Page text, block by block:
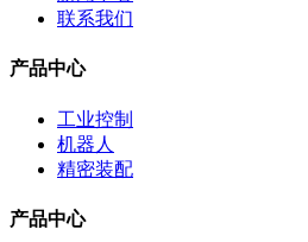
联系我们
产品中心
工业控制
机器人
精密装配
产品中心